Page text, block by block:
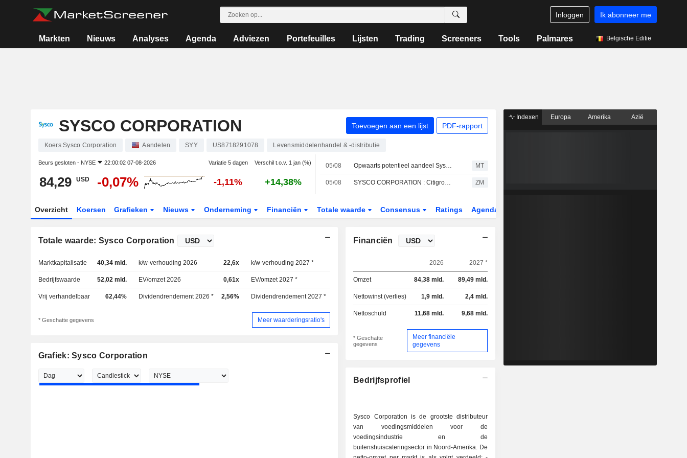
Inloggen Ik abonneer me
Markten Nieuws Analyses Agenda Adviezen Portefeuilles Lijsten Trading Screeners Tools Palmares Belgische Editie
SYSCO CORPORATION Toevoegen aan een lijst PDF-rapport
Koers Sysco Corporation Aandelen SYY US8718291078 Levensmiddelenhandel & -distributie
Beurs gesloten - NYSE 22:00:02 07-08-2026 Variatie 5 dagen Verschil t.o.v. 1 jan (%)
84,29 USD -0,07% -1,11% +14,38%
05/08 Opwaarts potentieel aandeel Sysco groter dan risico, aldus UBS MT
05/08 SYSCO CORPORATION : Citigroup blijft neutraal ZM
Overzicht Koersen Grafieken Nieuws Onderneming Financiën Totale waarde Consensus Ratings Agenda
Totale waarde: Sysco Corporation
Marktkapitalisatie 40,34 mld. k/w-verhouding 2026 22,6x k/w-verhouding 2027 *
Bedrijfswaarde 52,02 mld. EV/omzet 2026 0,61x EV/omzet 2027 *
Vrij verhandelbaar 62,44% Dividendrendement 2026 * 2,56% Dividendrendement 2027 *
* Geschatte gegevens Meer waarderingsratio's
Grafiek: Sysco Corporation
Financiën
2026 2027 *
Omzet 84,38 mld. 89,49 mld.
Nettowinst (verlies) 1,9 mld. 2,4 mld.
Nettoschuld 11,68 mld. 9,68 mld.
* Geschatte
gegevens
Meer financiële
gegevens
Bedrijfsprofiel
Sysco Corporation is de grootste distributeur
van voedingsmiddelen voor de
voedingsindustrie en de
buitenshuiscateringsector in Noord-Amerika. De
Indexen Europa Amerika Azië